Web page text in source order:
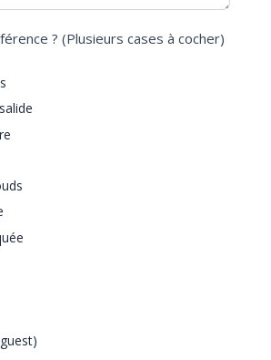
? (Plusieurs cases à cocher)